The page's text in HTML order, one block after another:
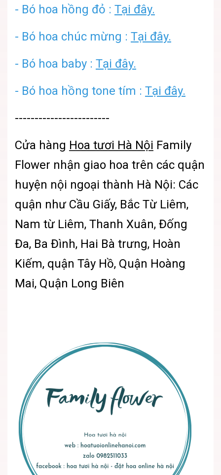
- Bó hoa hồng đỏ : Tại đây.
- Bó hoa chúc mừng : Tại đây.
- Bó hoa baby : Tại đây.
- Bó hoa hồng tone tím : Tại đây.
------------------------
Cửa hàng Hoa tươi Hà Nội Family
Flower nhận giao hoa trên các quận
huyện nội ngoại thành Hà Nội: Các
quận như Cầu Giấy, Bắc Từ Liêm,
Nam từ Liêm, Thanh Xuân, Đống
Đa, Ba Đình, Hai Bà trưng, Hoàn
Kiếm, quận Tây Hồ, Quận Hoàng
Mai, Quận Long Biên